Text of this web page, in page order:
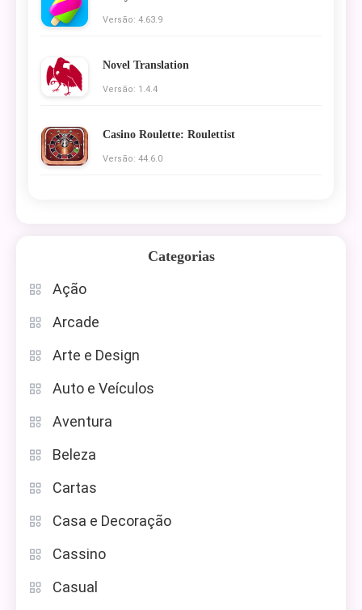
Versão: 4.63.9
Novel Translation
Versão: 1.4.4
Casino Roulette: Roulettist
Versão: 44.6.0
Categorias
Ação
Arcade
Arte e Design
Auto e Veículos
Aventura
Beleza
Cartas
Casa e Decoração
Cassino
Casual